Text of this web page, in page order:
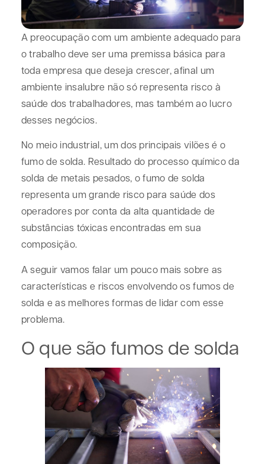
A preocupação com um ambiente adequado para
o trabalho deve ser uma premissa básica para
toda empresa que deseja crescer, afinal um
ambiente insalubre não só representa risco à
saúde dos trabalhadores, mas também ao lucro
desses negócios.
No meio industrial, um dos principais vilões é o
fumo de solda. Resultado do processo químico da
solda de metais pesados, o fumo de solda
representa um grande risco para saúde dos
operadores por conta da alta quantidade de
substâncias tóxicas encontradas em sua
composição.
A seguir vamos falar um pouco mais sobre as
características e riscos envolvendo os fumos de
solda e as melhores formas de lidar com esse
problema.
O que são fumos de solda